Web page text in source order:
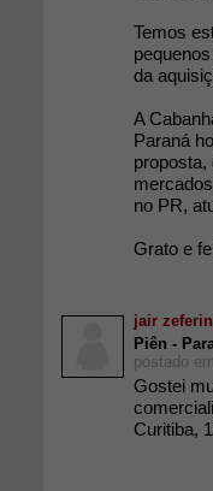
Temos
da
A
Paraná
proposta,
no PR,
Grato e
jair
Piên -
postado
Gostei
Curitiba,